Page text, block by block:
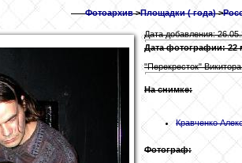
Фотоархив>Площадки ( года)>
Дата добавления:
Дата фотографии: 22
"Перекресток"
На снимке:
Кравченко
Фотограф: